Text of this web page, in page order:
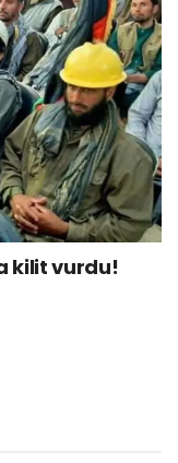
kilit vurdu!